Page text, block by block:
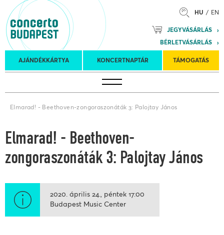
HU EN
JEGYVÁSÁRLÁS
BÉRLETVÁSÁRLÁS
AJÁNDÉKKÁRTYA KONCERTNAPTÁR TÁMOGATÁS
Koncertnaptár
turnék
Kulturális
Program
Felkéréses
koncertek
Elmarad! - Beethoven-zongoraszonáták 3: Palojtay János
Elmarad! - Beethoven-
zongoraszonáták 3: Palojtay János
2020. április 24. péntek 17:00
Budapest Music Center